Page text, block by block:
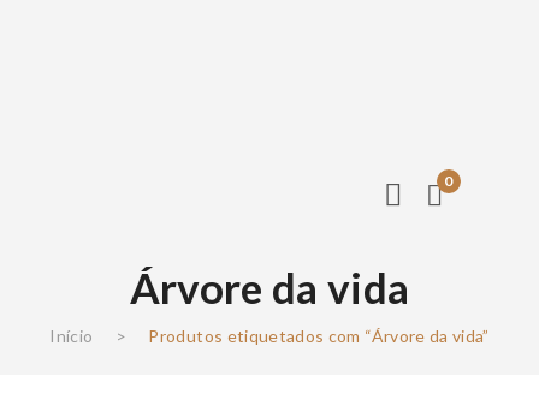
0
Árvore da vida
Início > Produtos etiquetados com “Árvore da vida”